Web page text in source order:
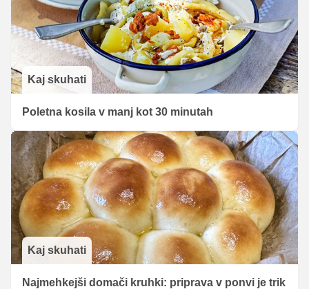
Kaj skuhati
Poletna kosila v manj kot 30 minutah
Kaj skuhati
Najmehkejši domači kruhki: priprava v ponvi je trik